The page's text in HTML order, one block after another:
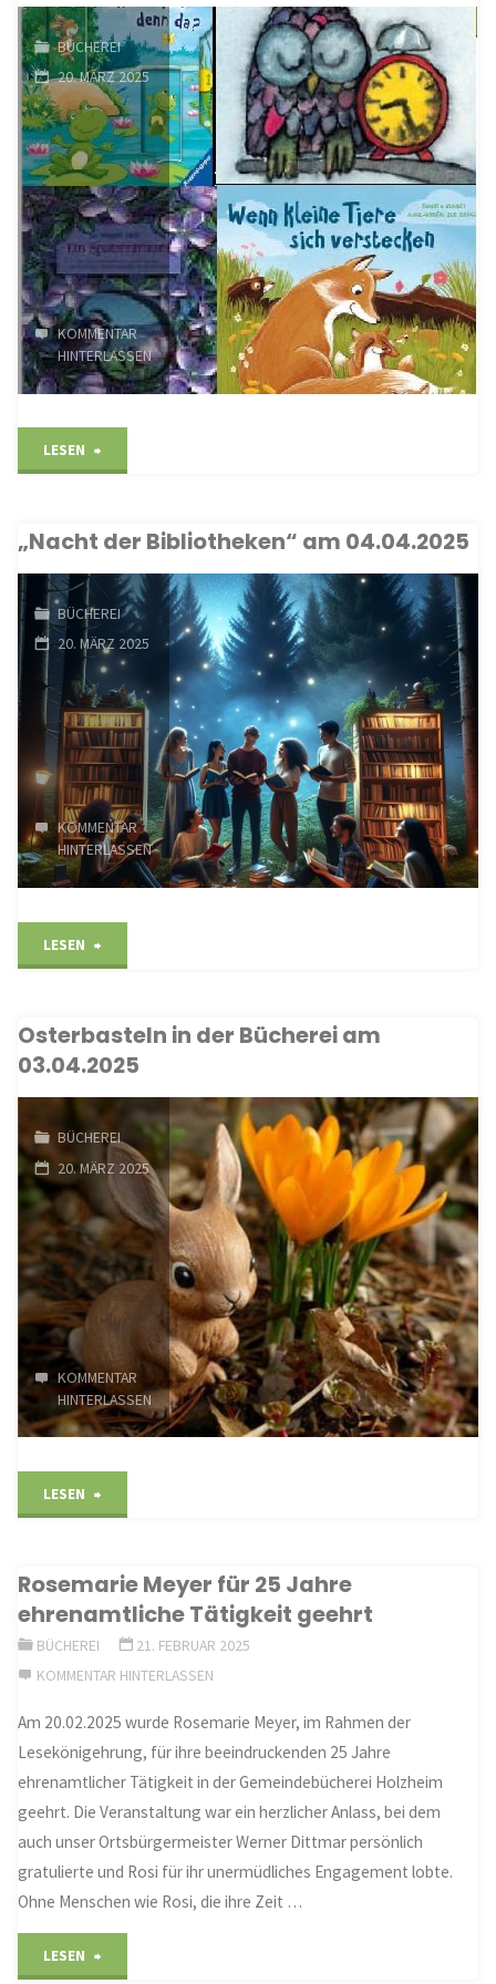
BÜCHEREI
20. MÄRZ 2025
KOMMENTAR
HINTERLASSEN
LESEN
der
Bücherei
am
08.04.2025"
„Nacht der Bibliotheken“ am 04.04.2025
BÜCHEREI
20. MÄRZ 2025
KOMMENTAR
HINTERLASSEN
LESEN
Bibliotheken“
04.04.2025"
Osterbasteln in der Bücherei am
03.04.2025
BÜCHEREI
20. MÄRZ 2025
KOMMENTAR
HINTERLASSEN
LESEN
der
Bücherei
am
03.04.2025"
Rosemarie Meyer für 25 Jahre
ehrenamtliche Tätigkeit geehrt
BÜCHEREI
21. FEBRUAR 2025
KOMMENTAR HINTERLASSEN
Am 20.02.2025 wurde Rosemarie Meyer, im Rahmen der
Lesekönigehrung, für ihre beeindruckenden 25 Jahre
ehrenamtlicher Tätigkeit in der Gemeindebücherei Holzheim
geehrt. Die Veranstaltung war ein herzlicher Anlass, bei dem
auch unser Ortsbürgermeister Werner Dittmar persönlich
gratulierte und Rosi für ihr unermüdliches Engagement lobte.
Ohne Menschen wie Rosi, die ihre Zeit …
LESEN